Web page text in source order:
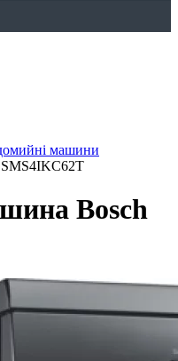
машини
Bosch